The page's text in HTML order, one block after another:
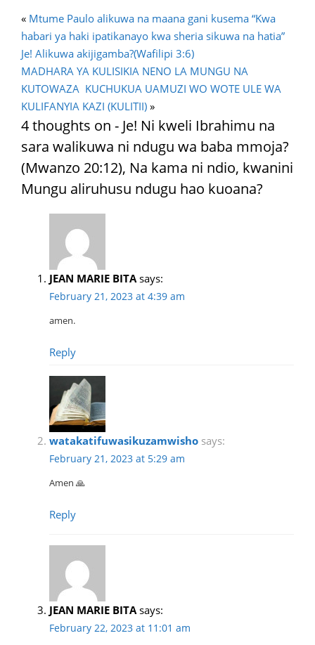
« Mtume Paulo alikuwa na maana gani kusema “Kwa
habari ya haki ipatikanayo kwa sheria sikuwa na hatia”
Je! Alikuwa akijigamba?(Wafilipi 3:6)
MADHARA YA KULISIKIA NENO LA MUNGU NA
KUTOWAZA KUCHUKUA UAMUZI WO WOTE ULE WA
KULIFANYIA KAZI (KULITII) »
4 thoughts on - Je! Ni kweli Ibrahimu na
sara walikuwa ni ndugu wa baba mmoja?
(Mwanzo 20:12), Na kama ni ndio, kwanini
Mungu aliruhusu ndugu hao kuoana?
JEAN MARIE BITA says:
February 21, 2023 at 4:39 am
amen.
Reply
watakatifuwasikuzamwisho says:
February 21, 2023 at 5:29 am
Amen 🙏
Reply
JEAN MARIE BITA says:
February 22, 2023 at 11:01 am